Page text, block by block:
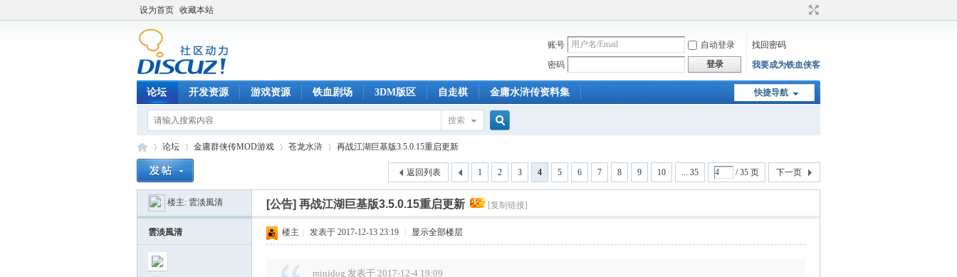
设为首页 收藏本站
账号 自动登录
找回密码
密码
登录 我要成为铁血侠客
快捷导航
论坛 开发资源 游戏资源 铁血剧场 3DM版区 自走棋 金庸水浒传资料集
搜索
索
»
论坛
›
金庸群侠传MOD游戏
›
苍龙水浒
›
再战江湖巨基版3.5.0.15重启更新
1 2 3 4 5 6 7 8 9 10 ... 35 / 35 页 下一页
返回列表
楼主: 雲淡風清 [公告] 再战江湖巨基版3.5.0.15重启更新 [复制链接]
雲淡風清 楼主 发表于 2017-12-13 23:19 显示全部楼层
minidog 发表于 2017-12-4 19:09